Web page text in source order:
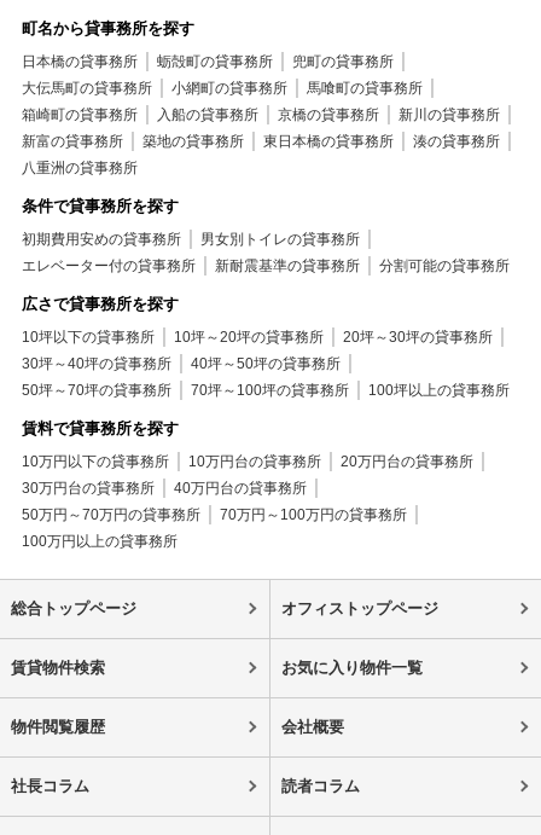
町名から貸事務所を探す
日本橋の貸事務所 蛎殻町の貸事務所
兜町の貸事務所
大伝馬町の貸事務所
小網町の貸事務所
馬喰町の貸事務所
箱崎町の貸事務所
入船の貸事務所 京橋の貸事務所
新川の貸事務所
新富の貸事務所
築地の貸事務所 東日本橋の貸事務所
湊の貸事務所
八重洲の貸事務所
条件で貸事務所を探す
初期費用安めの貸事務所
男女別トイレの貸事務所
エレベーター付の貸事務所
新耐震基準の貸事務所 分割可能の貸事務所
広さで貸事務所を探す
10坪以下の貸事務所 10坪～20坪の貸事務所
20坪～30坪の貸事務所
30坪～40坪の貸事務所
40坪～50坪の貸事務所
50坪～70坪の貸事務所
70坪～100坪の貸事務所 100坪以上の貸事務所
賃料で貸事務所を探す
10万円以下の貸事務所 10万円台の貸事務所
20万円台の貸事務所
30万円台の貸事務所
40万円台の貸事務所
50万円～70万円の貸事務所
70万円～100万円の貸事務所
100万円以上の貸事務所
総合トップページ オフィストップページ
賃貸物件検索 お気に入り物件一覧
物件閲覧履歴 会社概要
社長コラム 読者コラム